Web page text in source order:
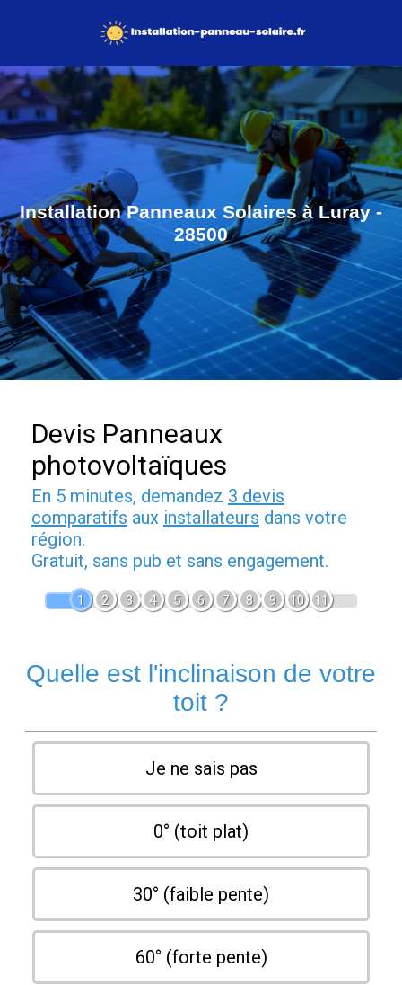
Installation Panneaux Solaires à Luray -
28500
Devis Panneaux
photovoltaïques
En 5 minutes, demandez 3 devis
comparatifs aux installateurs dans votre
région.
Gratuit, sans pub et sans engagement.
1 2 3 4 5 6 7 8 9 10 11
Quelle est l'inclinaison de votre
toit ?
Je ne sais pas
0° (toit plat)
30° (faible pente)
60° (forte pente)